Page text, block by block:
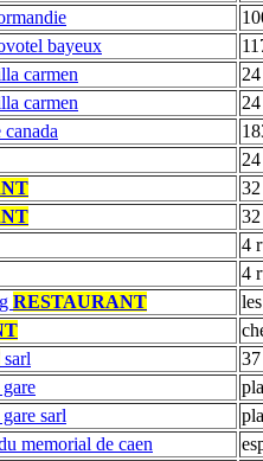
bayeux
carmen
carmen
canada
4
4
RESTAURANT
sarl
sarl
memorial de caen